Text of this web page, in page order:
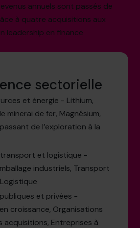
annuels sont passés de
à quatre acquisitions aux
leadership en finance
sectorielle
et énergie - Lithium,
minerai de fer, Magnésium,
de l’exploration à la
et logistique -
industriels, Transport
et privées -
croissance, Organisations
acquisitions, Entreprises à